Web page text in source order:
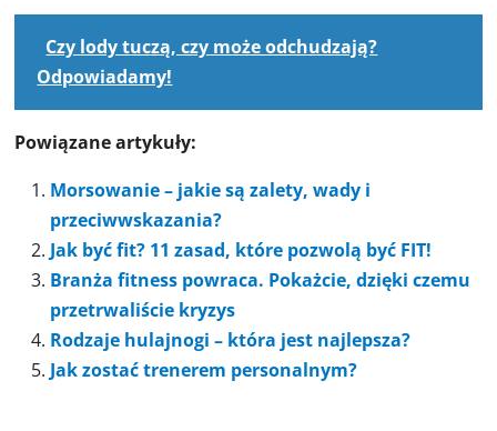
Czy lody tuczą, czy może odchudzają?
Odpowiadamy!
Powiązane artykuły:
Morsowanie – jakie są zalety, wady i
przeciwwskazania?
Jak być fit? 11 zasad, które pozwolą być FIT!
Branża fitness powraca. Pokażcie, dzięki czemu
przetrwaliście kryzys
Rodzaje hulajnogi – która jest najlepsza?
Jak zostać trenerem personalnym?